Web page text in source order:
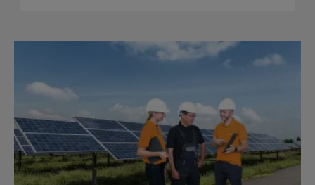
Photovoltaik